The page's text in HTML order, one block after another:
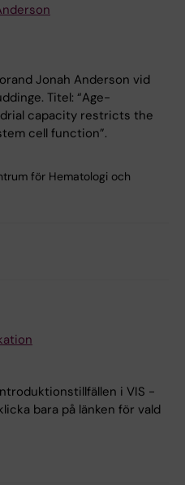
Jonah Anderson vid
Titel: “Age-
capacity restricts the
cell function”.
för Hematologi och
i VIS -
bara på länken för vald